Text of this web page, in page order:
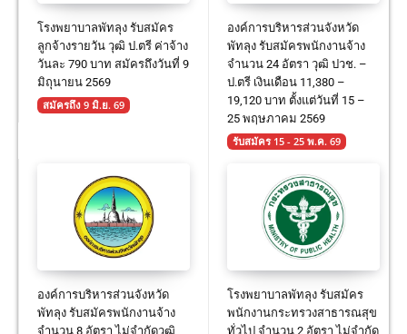
โรงพยาบาลพัทลุง รับสมัคร
ลูกจ้างรายวัน วุฒิ ป.ตรี ค่าจ้าง
วันละ 790 บาท สมัครถึงวันที่ 9
มิถุนายน 2569
สมัครถึง 9 มิ.ย. 69
องค์การบริหารส่วนจังหวัด
พัทลุง รับสมัครพนักงานจ้าง
จำนวน 24 อัตรา วุฒิ ปวช. –
ป.ตรี เงินเดือน 11,380 –
19,120 บาท ตั้งแต่วันที่ 15 –
25 พฤษภาคม 2569
รับสมัคร 15 - 25 พ.ค. 69
องค์การบริหารส่วนจังหวัด
พัทลุง รับสมัครพนักงานจ้าง
จำนวน 8 อัตรา ไม่จำกัดวุฒิ
โรงพยาบาลพัทลุง รับสมัคร
พนักงานกระทรวงสาธารณสุข
ทั่วไป จำนวน 2 อัตรา ไม่จำกัด